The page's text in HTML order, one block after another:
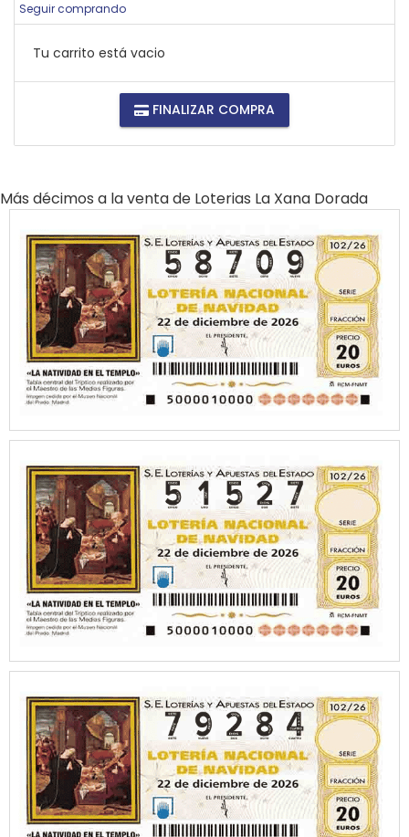
Seguir comprando
Tu carrito está vacio
FINALIZAR COMPRA
Más décimos a la venta de Loterias La Xana Dorada